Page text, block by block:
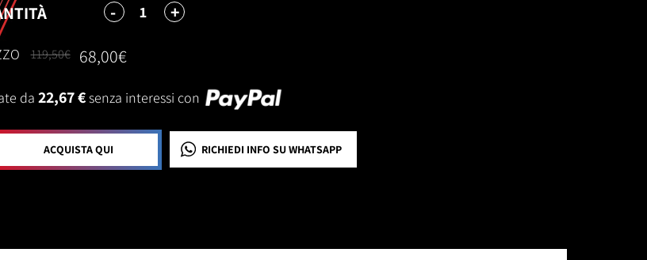
- 1 +
119,50€ 68,00€
da 22,67 €senza interessi con
ACQUISTA QUI RICHIEDI INFO SU WHATSAPP